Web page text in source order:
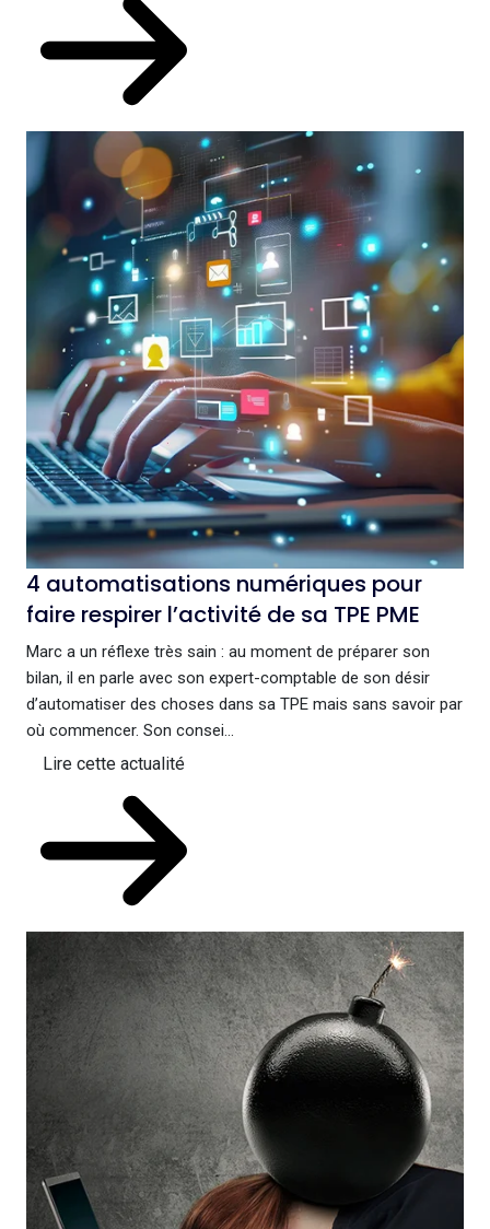
4 automatisations numériques pour
faire respirer l’activité de sa TPE PME
Marc a un réflexe très sain : au moment de préparer son
bilan, il en parle avec son expert-comptable de son désir
d’automatiser des choses dans sa TPE mais sans savoir par
où commencer. Son consei...
Lire cette actualité